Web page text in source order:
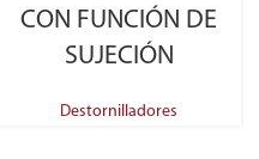
CON FUNCIÓN DE
SUJECIÓN
Destornilladores